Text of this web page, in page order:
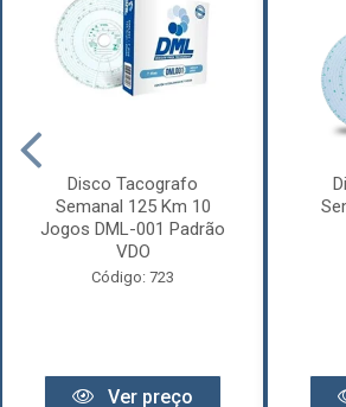
Disco Tacografo
Semanal 125 Km 10
Jogos DML-001 Padrão
VDO
Código: 723
Ver preço